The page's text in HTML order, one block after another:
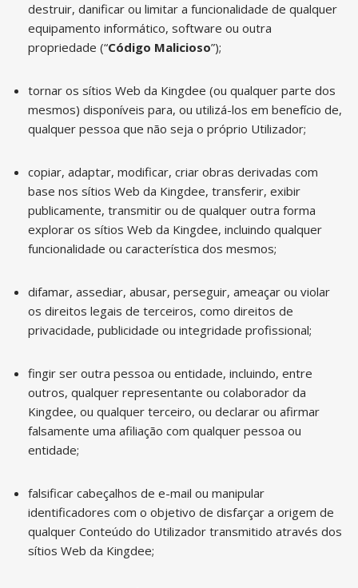
destruir, danificar ou limitar a funcionalidade de qualquer
equipamento informático, software ou outra
propriedade (“Código Malicioso”);
tornar os sítios Web da Kingdee (ou qualquer parte dos
mesmos) disponíveis para, ou utilizá-los em benefício de,
qualquer pessoa que não seja o próprio Utilizador;
copiar, adaptar, modificar, criar obras derivadas com
base nos sítios Web da Kingdee, transferir, exibir
publicamente, transmitir ou de qualquer outra forma
explorar os sítios Web da Kingdee, incluindo qualquer
funcionalidade ou característica dos mesmos;
difamar, assediar, abusar, perseguir, ameaçar ou violar
os direitos legais de terceiros, como direitos de
privacidade, publicidade ou integridade profissional;
fingir ser outra pessoa ou entidade, incluindo, entre
outros, qualquer representante ou colaborador da
Kingdee, ou qualquer terceiro, ou declarar ou afirmar
falsamente uma afiliação com qualquer pessoa ou
entidade;
falsificar cabeçalhos de e-mail ou manipular
identificadores com o objetivo de disfarçar a origem de
qualquer Conteúdo do Utilizador transmitido através dos
sítios Web da Kingdee;